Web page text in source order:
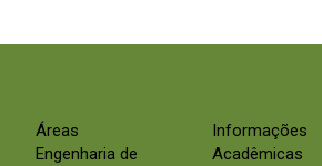
Áreas
Engenharia de
Informações
Acadêmicas